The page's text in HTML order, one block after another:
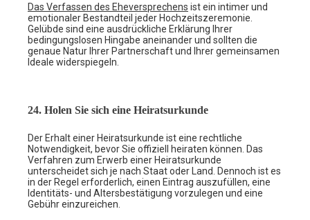
Das Verfassen des Eheversprechens ist ein intimer und
emotionaler Bestandteil jeder Hochzeitszeremonie.
Gelübde sind eine ausdrückliche Erklärung Ihrer
bedingungslosen Hingabe aneinander und sollten die
genaue Natur Ihrer Partnerschaft und Ihrer gemeinsamen
Ideale widerspiegeln.
24. Holen Sie sich eine Heiratsurkunde
Der Erhalt einer Heiratsurkunde ist eine rechtliche
Notwendigkeit, bevor Sie offiziell heiraten können. Das
Verfahren zum Erwerb einer Heiratsurkunde
unterscheidet sich je nach Staat oder Land. Dennoch ist es
in der Regel erforderlich, einen Eintrag auszufüllen, eine
Identitäts- und Altersbestätigung vorzulegen und eine
Gebühr einzureichen.